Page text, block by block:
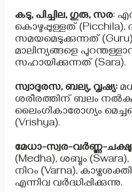
കടു, പിച്ചില, ഗുരു, സര:
കൊഴുപ്പുള്ളത് (Picchila),
സമയമെടുക്കുന്നത്
മാലിന്യങ്ങളെ
സഹായിക്കുന്നത് (Sara).
സ്വാദുരസ, ബല്യ, വൃഷ്യ:
ശരീരത്തിന് ബലം
ലൈംഗികാരോഗ്യം
(Vrishya).
മേധാ-സ്വര-വർണ്ണ-
(Medha), ശബ്ദം
നിറം (Varna),
എന്നിവ വർദ്ധിപ്പിക്കുന്നു.